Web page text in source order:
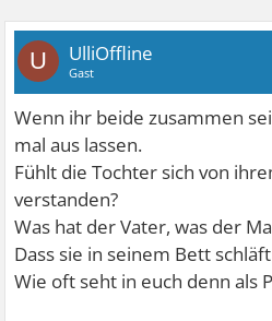
U UlliOffline
Gast
Wenn ihr beide zusammen
mal aus lassen.
Fühlt die Tochter sich von
verstanden?
Was hat der Vater, was der
Dass sie in seinem Bett
Wie oft seht in euch denn als